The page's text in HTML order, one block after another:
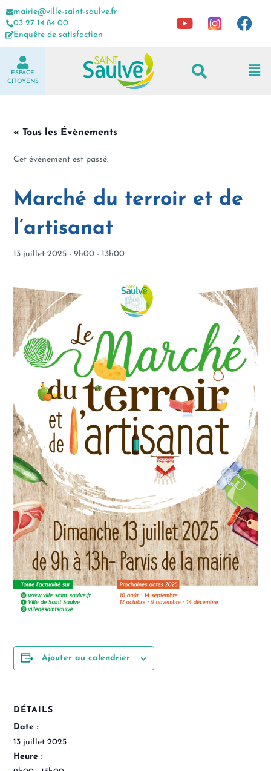
mairie@ville-saint-saulve.fr
03 27 14 84 00
Enquête de satisfaction
ESPACE
CITOYENS
« Tous les Évènements
Cet évènement est passé.
Marché du terroir et de
l’artisanat
13 juillet 2025 - 9h00 -13h00
Ajouter au calendrier
DÉTAILS
Date :
13 juillet 2025
Heure :